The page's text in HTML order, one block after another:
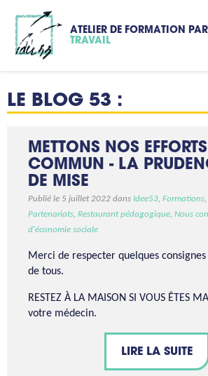
ATELIER DE FORMATION PAR
TRAVAIL
LE BLOG 53 :
METTONS NOS
COMMUN - LA
DE MISE
Publié le 5 juillet 2022 dans Idee53, Formations,
Partenariats, Restaurant pédagogique, Nous
d'économie sociale
Merci de respecter quelques
de tous.
RESTEZ À LA MAISON SI VOUS ÊTES
votre médecin.
LIRE LA SUITE